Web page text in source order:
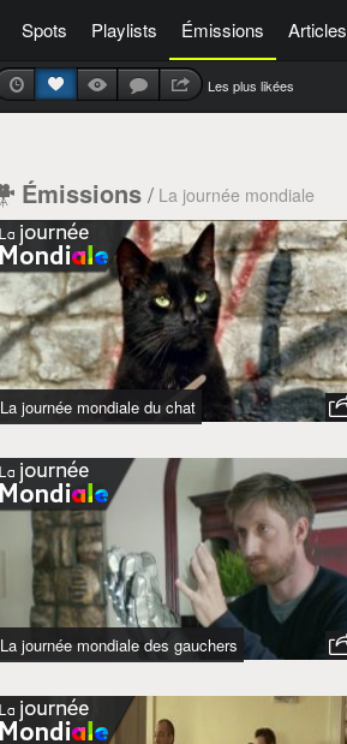
Spots Playlists Émissions Articles
Les plus likées
Émissions/ La journée mondiale
La journée mondiale du chat
La journée mondiale des gauchers